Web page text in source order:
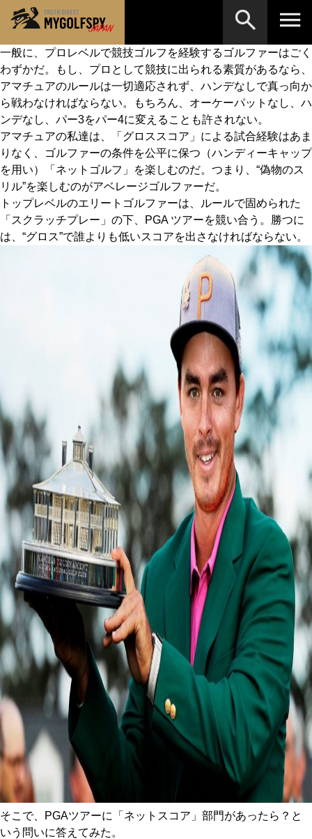
一般に、プロレベルで競技ゴルフを経験するゴルファーはごく
わずかだ。もし、プロとして競技に出られる素質があるなら、
アマチュアのルールは一切適応されず、ハンデなしで真っ向か
ら戦わなければならない。もちろん、オーケーパットなし、ハ
ンデなし、パー3をパー4に変えることも許されない。
アマチュアの私達は、「グロススコア」による試合経験はあま
りなく、ゴルファーの条件を公平に保つ（ハンディーキャップ
を用い）「ネットゴルフ」を楽しむのだ。つまり、“偽物のス
リル”を楽しむのがアベレージゴルファーだ。
トップレベルのエリートゴルファーは、ルールで固められた
「スクラッチプレー」の下、PGA ツアーを競い合う。勝つに
は、“グロス”で誰よりも低いスコアを出さなければならない。
そこで、PGAツアーに「ネットスコア」部門があったら？と
いう問いに答えてみた。
MOST WANTED テストランキング
NEW RELEASES 新製品情報
HOW TO ゴルフ上達・実践テクニック
LAB テスト・データ検証
Golf News ゴルフニュース
REVIEWS 製品レビュー
DRIVERS
フェアウェイウッド
PUTTERS
OTHER その他
Editor’s Picks 編集部のおすすめ
Our Team 私たちのチーム
Our Mission 私たちの使命
ABOUT US MyGolfSpyJapanとは？
※メーカー名やクラブ名など、検索したい事柄を入
力してください。
検索